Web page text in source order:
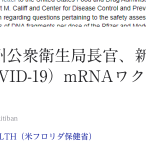
公衆衛生局長官、
19）mRNAワ
（米フロリダ保健省）